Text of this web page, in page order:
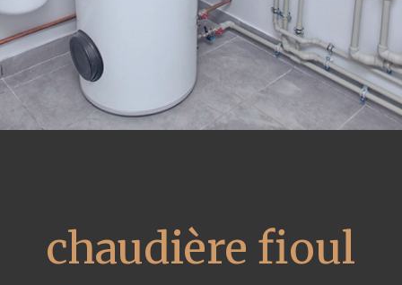
chaudière fioul